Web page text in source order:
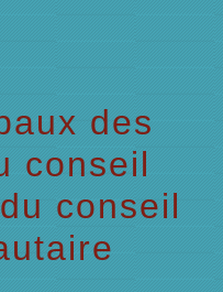
des
conseil
conseil